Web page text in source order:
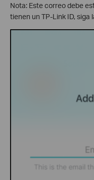
Nota: Este correo debe
tienen un TP-Link ID,